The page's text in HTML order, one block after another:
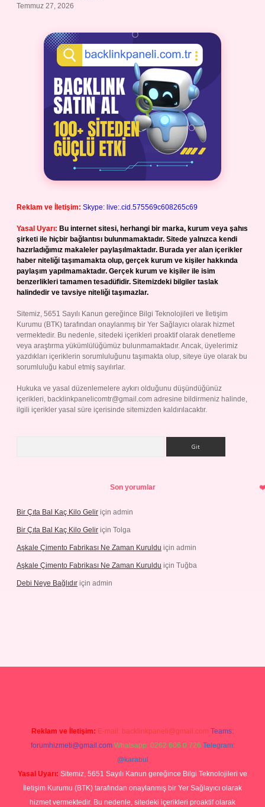
Temmuz 27, 2026
Reklam ve İletişim: Skype: live:.cid.575569c608265c69
Yasal Uyarı: Bu internet sitesi, herhangi bir marka, kurum veya şahıs
şirketi ile hiçbir bağlantısı bulunmamaktadır. Sitede yalnızca kendi
hazırladığımız makaleler paylaşılmaktadır. Burada yer alan içerikler
haber niteliği taşımamakta olup, gerçek kurum ve kişiler hakkında
paylaşım yapılmamaktadır. Gerçek kurum ve kişiler ile isim
benzerlikleri tamamen tesadüfidir. Sitemizdeki bilgiler taslak
halindedir ve tavsiye niteliği taşımazlar.
Sitemiz, 5651 Sayılı Kanun gereğince Bilgi Teknolojileri ve İletişim
Kurumu (BTK) tarafından onaylanmış bir Yer Sağlayıcı olarak hizmet
vermektedir. Bu nedenle, sitedeki içerikleri proaktif olarak denetleme
veya araştırma yükümlülüğümüz bulunmamaktadır. Ancak, üyelerimiz
yazdıkları içeriklerin sorumluluğunu taşımakta olup, siteye üye olarak bu
sorumluluğu kabul etmiş sayılırlar.
Hukuka ve yasal düzenlemelere aykırı olduğunu düşündüğünüz
içerikleri, backlinkpanelicomtr@gmail.com adresine bildirmeniz halinde,
ilgili içerikler yasal süre içerisinde sitemizden kaldırılacaktır.
Son yorumlar
Bir Çıta Bal Kaç Kilo Gelir için admin
Bir Çıta Bal Kaç Kilo Gelir için Tolga
Aşkale Çimento Fabrikası Ne Zaman Kuruldu için admin
Aşkale Çimento Fabrikası Ne Zaman Kuruldu için Tuğba
Debi Neye Bağlıdır için admin
Reklam ve İletişim: E-mail: backlinkpaneli@gmail.com Teams:
forumhizmeti@gmail.com Whatsapp: 0262 606 0 726 Telegram:
@karabul
Yasal Uyarı: Sitemiz, 5651 Sayılı Kanun gereğince Bilgi Teknolojileri ve
İletişim Kurumu (BTK) tarafından onaylanmış bir Yer Sağlayıcı olarak
hizmet vermektedir. Bu nedenle, sitedeki içerikleri proaktif olarak